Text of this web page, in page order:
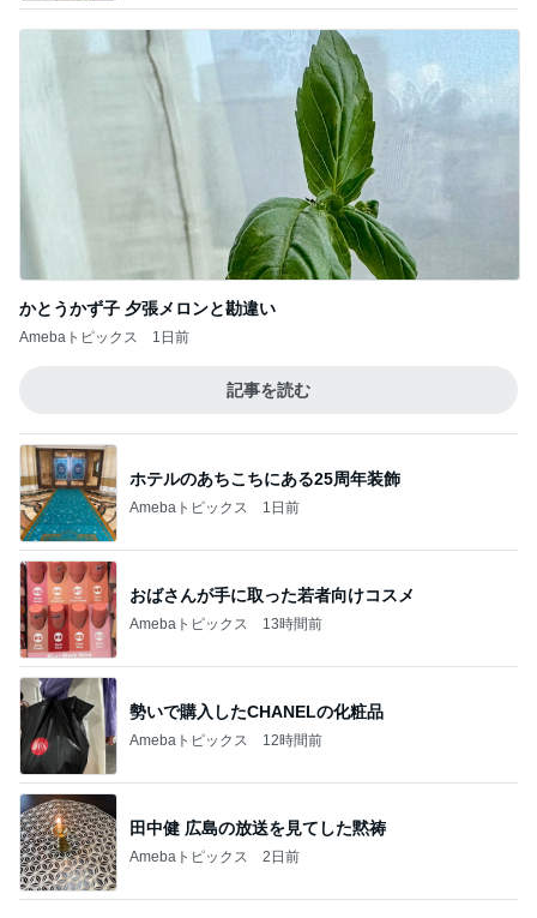
かとうかず子 夕張メロンと勘違い
Amebaトピックス 1日前
記事を読む
ホテルのあちこちにある25周年装飾
Amebaトピックス 1日前
おばさんが手に取った若者向けコスメ
Amebaトピックス 13時間前
勢いで購入したCHANELの化粧品
Amebaトピックス 12時間前
田中健 広島の放送を見てした黙祷
Amebaトピックス 2日前